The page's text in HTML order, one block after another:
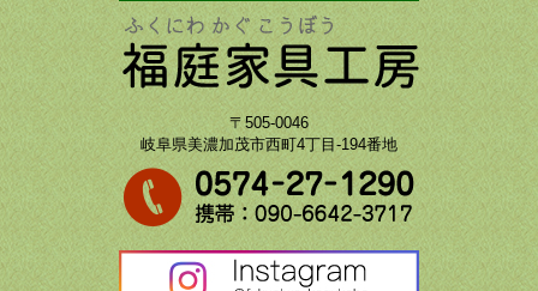
〒505-0046
岐阜県美濃加茂市西町4丁目-194番地